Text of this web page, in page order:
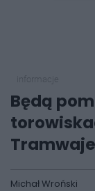
Będą
Michał Wroński